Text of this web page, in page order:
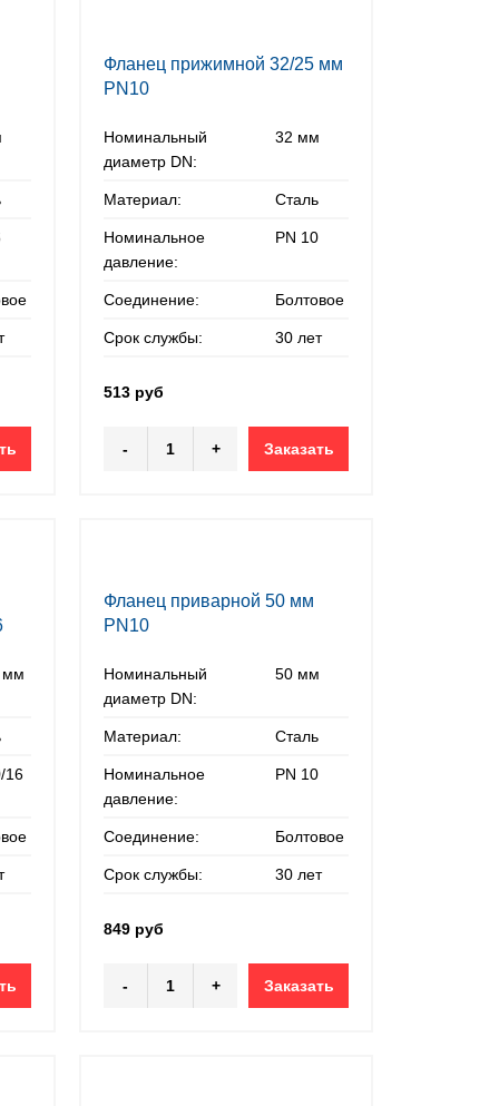
Фланец прижимной 32/25 мм
PN10
Номинальный
диаметр DN:
32 мм
Материал: Сталь
Номинальное
давление:
PN 10
Соединение: Болтовое
Срок службы: 30 лет
513 руб
- + Заказать
мм
16
Фланец приварной 50 мм
PN10
Номинальный
диаметр DN:
50 мм
Материал: Сталь
Номинальное
давление:
PN 10
Соединение: Болтовое
Срок службы: 30 лет
849 руб
- + Заказать